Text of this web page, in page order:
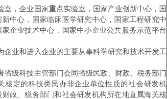
室，企业国家重点实验室，国家产业创新中心，国
中心，国家临床医学研究中心，国家工程研究中
企业技术中心，国家中小企业公共服务示范平台
企业和进入企业的主要从事科学研究和技术开发工
省级科技主管部门会同省级民政、财政、税务部门
核定的科技类民办非企业单位性质的社会研发机
政、税务部门和社会研发机构所在地直属海关核